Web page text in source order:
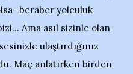
beraber yolculuk
Ama asıl sizinle olan
ulaştırdığınız
Maç anlatırken birden